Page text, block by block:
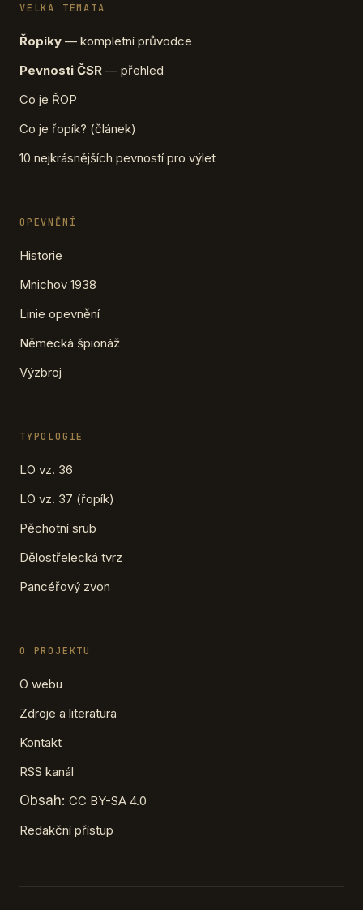
VELKÁ TÉMATA
Řopíky — kompletní průvodce
Pevnosti ČSR — přehled
Co je ŘOP
Co je řopík? (článek)
10 nejkrásnějších pevností pro výlet
OPEVNĚNÍ
Historie
Mnichov 1938
Linie opevnění
Německá špionáž
Výzbroj
TYPOLOGIE
LO vz. 36
LO vz. 37 (řopík)
Pěchotní srub
Dělostřelecká tvrz
Pancéřový zvon
O PROJEKTU
O webu
Zdroje a literatura
Kontakt
RSS kanál
Obsah: CC BY-SA 4.0
Redakční přístup